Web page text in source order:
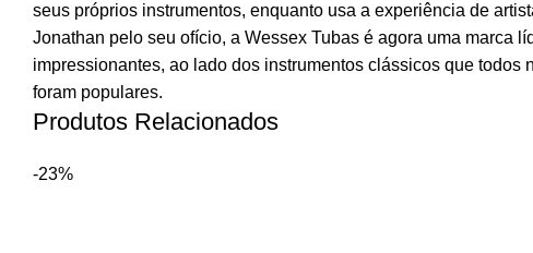
seus próprios instrumentos, enquanto usa a experiência de
Jonathan pelo seu ofício, a Wessex Tubas é agora uma marca
impressionantes, ao lado dos instrumentos clássicos que
foram populares.
Produtos Relacionados
-23%